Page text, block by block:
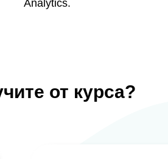
Analytics.
от курса?